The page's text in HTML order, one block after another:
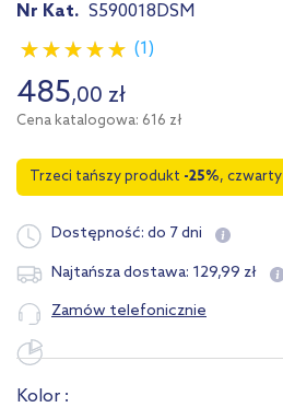
Nr Kat. S590018DSM
(1)
485,00 zł
Cena katalogowa: 616 zł
Trzeci tańszy produkt -25%, czwarty
Dostępność: do 7 dni
Najtańsza dostawa: 129,99 zł
Zamów telefonicznie
Kolor :